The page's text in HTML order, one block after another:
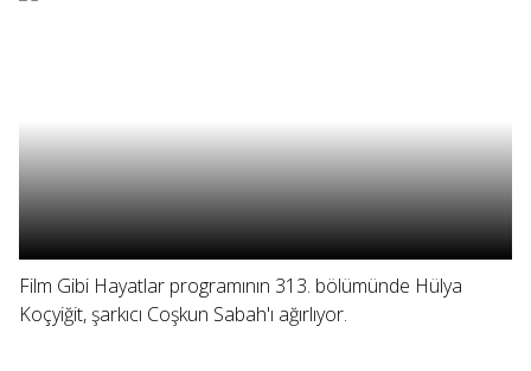
Film Gibi Hayatlar programının 313. bölümünde Hülya
Koçyiğit, şarkıcı Coşkun Sabah'ı ağırlıyor.